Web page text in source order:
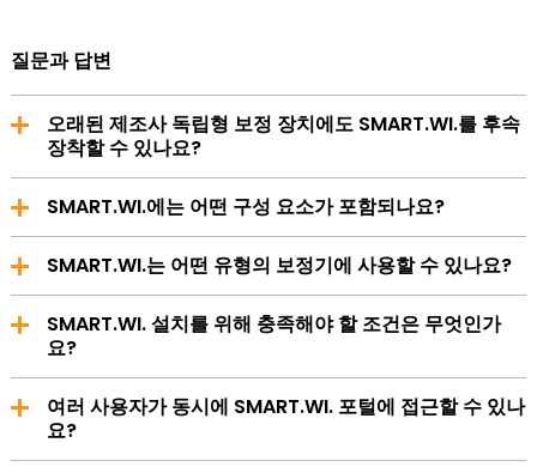
질문과 답변
오래된 제조사 독립형 보정 장치에도 SMART.WI.를 후속
장착할 수 있나요?
업체의 보정 장치와 함께 사용할 수 있습니다. 리트로핏 솔
루션으로 설계되었기 때문에 오래된 보정 장치에도 장착할
수 있습니다.
SMART.WI.에는 어떤 구성 요소가 포함되나요?
니다.SMART.WI.는 어떤 유형의 보정기에 사용할 수 있나요?
액시얼 및 라테럴 보정기(최대 350°C).
SMART.WI. 설치를 위해 충족해야 할 조건은 무엇인가
요?
당 기술 도면이 필요합니다.
여러 사용자가 동시에 SMART.WI. 포털에 접근할 수 있나
요?